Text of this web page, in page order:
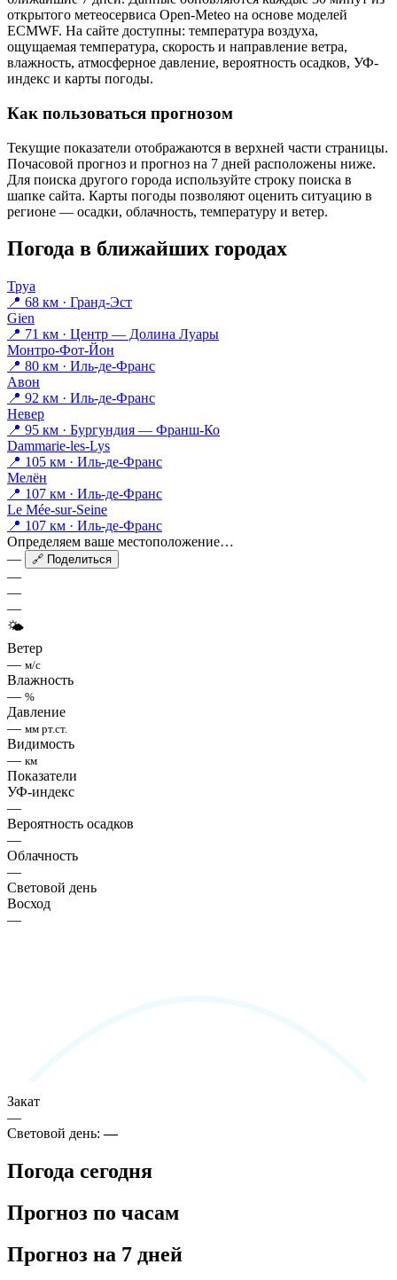
открытого метеосервиса Open-Meteo на основе моделей
ECMWF. На сайте доступны: температура воздуха,
ощущаемая температура, скорость и направление ветра,
влажность, атмосферное давление, вероятность осадков, УФ-
индекс и карты погоды.
Как пользоваться прогнозом
Текущие показатели отображаются в верхней части страницы.
Почасовой прогноз и прогноз на 7 дней расположены ниже.
Для поиска другого города используйте строку поиска в
шапке сайта. Карты погоды позволяют оценить ситуацию в
регионе — осадки, облачность, температуру и ветер.
Погода в ближайших городах
Труа
📍 68 км · Гранд-Эст
Gien
📍 71 км · Центр — Долина Луары
Монтро-Фот-Йон
📍 80 км · Иль-де-Франс
Авон
📍 92 км · Иль-де-Франс
Невер
📍 95 км · Бургундия — Франш-Ко
Dammarie-les-Lys
📍 105 км · Иль-де-Франс
Мелён
📍 107 км · Иль-де-Франс
Le Mée-sur-Seine
📍 107 км · Иль-де-Франс
Определяем ваше местоположение…
—
🔗 Поделиться
—
—
—
🌤
Ветер
— м/с
Влажность
— %
Давление
— мм рт.ст.
Видимость
— км
Показатели
УФ-индекс
—
Вероятность осадков
—
Облачность
—
Световой день
Восход
—
Закат
—
Световой день:—
Погода сегодня
Прогноз по часам
Прогноз на 7 дней